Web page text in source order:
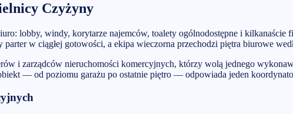
Czyżyny
lobby, windy, korytarze najemców, toalety ogólnodostępne i
w ciągłej gotowości, a ekipa wieczorna przechodzi piętra biurowe
i zarządców nieruchomości komercyjnych, którzy wolą jednego
— od poziomu garażu po ostatnie piętro — odpowiada jeden